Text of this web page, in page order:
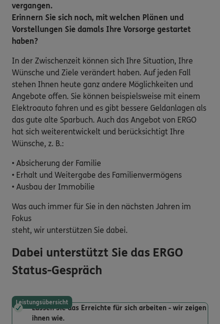
vergangen.
Erinnern Sie sich noch, mit welchen Plänen und
Vorstellungen Sie damals Ihre Vorsorge gestartet
haben?
In der Zwischenzeit können sich Ihre Situation, Ihre
Wünsche und Ziele verändert haben. Auf jeden Fall
stehen Ihnen heute ganz andere Möglichkeiten und
Angebote offen. Sie können beispielsweise mit einem
Elektroauto fahren und es gibt bessere Geldanlagen als
das gute alte Sparbuch. Auch das Angebot von ERGO
hat sich weiterentwickelt und berücksichtigt Ihre
Wünsche, z. B.:
• Absicherung der Familie
• Erhalt und Weitergabe des Familienvermögens
• Ausbau der Immobilie
Was auch immer für Sie in den nächsten Jahren im
Fokus
steht, wir unterstützen Sie dabei.
Dabei unterstützt Sie das ERGO
Status-Gespräch
Leistungsübersicht
Lassen Sie das Erreichte für sich arbeiten - wir zeigen
ihnen wie.